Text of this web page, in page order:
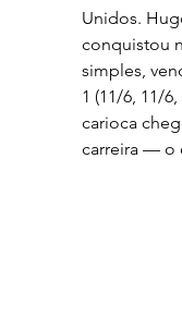
Unidos.
conquistou
simples,
1 (11/6, 11/
carioca
carreira — o